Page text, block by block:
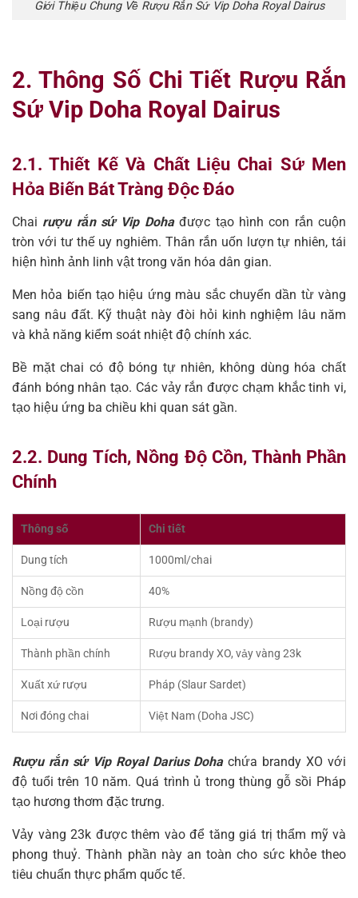
Giới Thiệu Chung Về Rượu Rắn Sứ Vip Doha Royal Dairus
2. Thông Số Chi Tiết Rượu Rắn
Sứ Vip Doha Royal Dairus
2.1. Thiết Kế Và Chất Liệu Chai Sứ Men
Hỏa Biến Bát Tràng Độc Đáo
Chai rượu rắn sứ Vip Dohađược tạo hình con rắn cuộn
tròn với tư thế uy nghiêm. Thân rắn uốn lượn tự nhiên, tái
hiện hình ảnh linh vật trong văn hóa dân gian.
Men hỏa biến tạo hiệu ứng màu sắc chuyển dần từ vàng
sang nâu đất. Kỹ thuật này đòi hỏi kinh nghiệm lâu năm
và khả năng kiểm soát nhiệt độ chính xác.
Bề mặt chai có độ bóng tự nhiên, không dùng hóa chất
đánh bóng nhân tạo. Các vảy rắn được chạm khắc tinh vi,
tạo hiệu ứng ba chiều khi quan sát gần.
2.2. Dung Tích, Nồng Độ Cồn, Thành Phần
Chính
Thông số Chi tiết
Dung tích 1000ml/chai
Nồng độ cồn 40%
Loại rượu Rượu mạnh (brandy)
Thành phần chính Rượu brandy XO, vảy vàng 23k
Xuất xứ rượu Pháp (Slaur Sardet)
Nơi đóng chai Việt Nam (Doha JSC)
Rượu rắn sứ Vip Royal Darius Dohachứa brandy XO với
độ tuổi trên 10 năm. Quá trình ủ trong thùng gỗ sồi Pháp
tạo hương thơm đặc trưng.
Vảy vàng 23k được thêm vào để tăng giá trị thẩm mỹ và
phong thuỷ. Thành phần này an toàn cho sức khỏe theo
tiêu chuẩn thực phẩm quốc tế.